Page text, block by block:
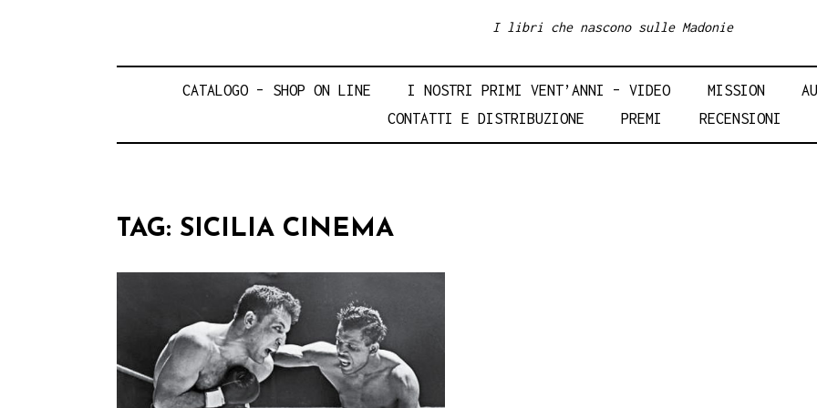
I libri che nascono sulle Madonie
CATALOGO – SHOP ON LINE I NOSTRI PRIMI VENT’ANNI – VIDEO MISSION
CONTATTI E DISTRIBUZIONE
PREMI RECENSIONI
TAG: SICILIA CINEMA